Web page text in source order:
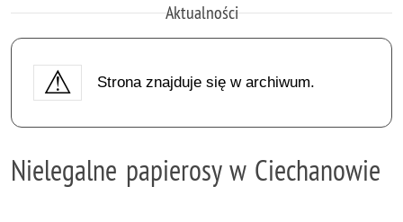
Aktualności
Strona znajduje się w archiwum.
Nielegalne papierosy w Ciechanowie